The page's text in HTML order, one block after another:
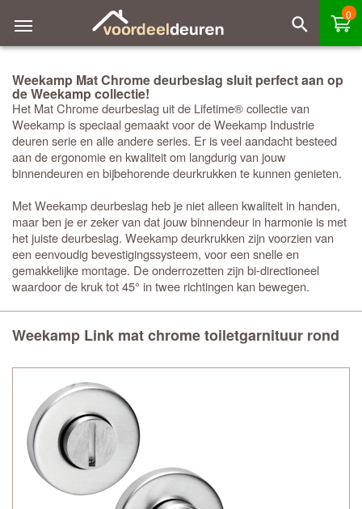
0
Weekamp Mat Chrome deurbeslag sluit perfect aan op
de Weekamp collectie!
Het Mat Chrome deurbeslag uit de Lifetime® collectie van
Weekamp is speciaal gemaakt voor de Weekamp Industrie
deuren serie en alle andere series. Er is veel aandacht besteed
aan de ergonomie en kwaliteit om langdurig van jouw
binnendeuren en bijbehorende deurkrukken te kunnen genieten.
Met Weekamp deurbeslag heb je niet alleen kwaliteit in handen,
maar ben je er zeker van dat jouw binnendeur in harmonie is met
het juiste deurbeslag. Weekamp deurkrukken zijn voorzien van
een eenvoudig bevestigingssysteem, voor een snelle en
gemakkelijke montage. De onderrozetten zijn bi-directioneel
waardoor de kruk tot 45° in twee richtingen kan bewegen.
Weekamp Link mat chrome toiletgarnituur rond